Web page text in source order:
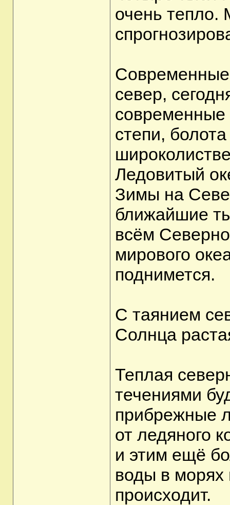
очень тепло.
север,
современные
степи,
Ледовитый
Зимы на
ближайшие
всём
мирового
поднимется.
С таянием
Солнца
Теплая
течениями
прибрежные
от ледяного
и этим ещё
воды в морях
происходит.